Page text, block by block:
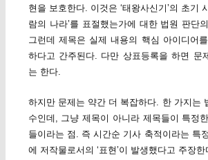
현을 보호한다. 이것은 ‘태왕사신기’의 초기
람의 나라’를 표절했는가에 대한 법원 판단
그런데 제목은 실제 내용의 핵심 아이디어
하다고 간주된다. 다만 상표등록을 하면 문
는 한다.
하지만 문제는 약간 더 복잡하다. 한 가지는
수인데, 그냥 제목이 아니라 제목들이 특정
들이라는 점. 즉 시간순 기사 축적이라는 특
에 저작물로서의 ‘표현’이 발생했다고 주장